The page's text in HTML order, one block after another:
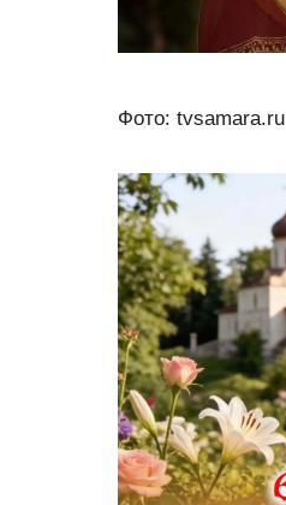
Фото: tvsamara.ru